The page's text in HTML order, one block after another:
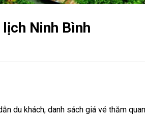
Ninh Bình
du khách, danh sách giá vé thăm